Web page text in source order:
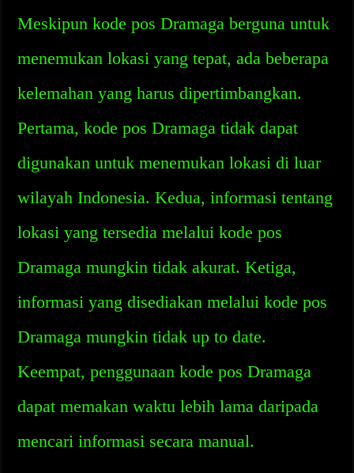
Meskipun kode pos Dramaga berguna untuk
menemukan lokasi yang tepat, ada beberapa
kelemahan yang harus dipertimbangkan.
Pertama, kode pos Dramaga tidak dapat
digunakan untuk menemukan lokasi di luar
wilayah Indonesia. Kedua, informasi tentang
lokasi yang tersedia melalui kode pos
Dramaga mungkin tidak akurat. Ketiga,
informasi yang disediakan melalui kode pos
Dramaga mungkin tidak up to date.
Keempat, penggunaan kode pos Dramaga
dapat memakan waktu lebih lama daripada
mencari informasi secara manual.